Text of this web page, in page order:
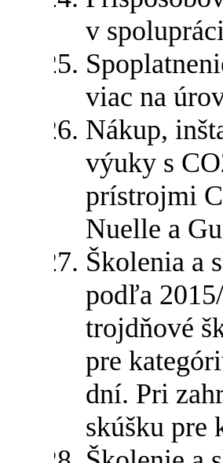
v
viac na
Nákup,
výuky s
prístrojmi
Nuelle a
Školenia a
podľa
trojdňové
pre
dní. Pri
skúšku pre